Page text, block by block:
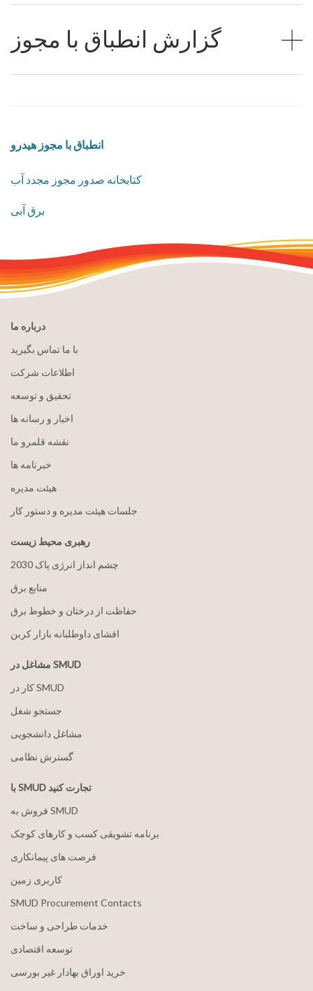
گزارش انطباق با مجوز
انطباق با مجوز هیدرو
کتابخانه صدور مجوز مجدد آب
برق آبی
درباره ما
با ما تماس بگیرید
اطلاعات شرکت
تحقیق و توسعه
اخبار و رسانه ها
نقشه قلمرو ما
خبرنامه ها
هيئت مدیره
جلسات هیئت مدیره و دستور کار
رهبری محیط زیست
2030 چشم انداز انرژی پاک
منابع برق
حفاظت از درختان و خطوط برق
افشای داوطلبانه بازار کربن
مشاغل در SMUD
کار در SMUD
جستجو شغل
مشاغل دانشجویی
گسترش نظامی
با SMUD تجارت کنید
فروش به SMUD
برنامه تشویقی کسب و کارهای کوچک
فرصت های پیمانکاری
کاربری زمین
SMUD Procurement Contacts
خدمات طراحی و ساخت
توسعه اقتصادی
خرید اوراق بهادار غیر بورسی